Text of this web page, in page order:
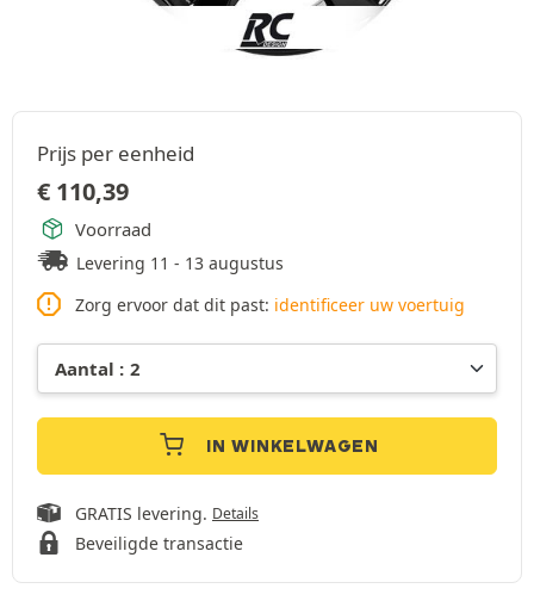
Prijs per eenheid
€ 110,39
Voorraad
Levering 11 - 13 augustus
Zorg ervoor dat dit past: identificeer uw voertuig
IN WINKELWAGEN
GRATIS levering. Details
Beveiligde transactie